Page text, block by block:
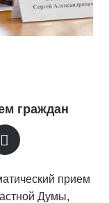
граждан
прием
Думы,